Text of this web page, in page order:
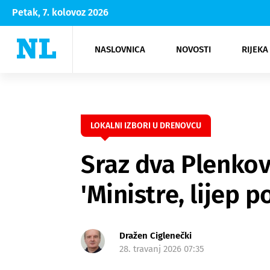
Petak, 7. kolovoz 2026
NASLOVNICA NOVOSTI
Rijeka Opatija
NK
Moda
Kultura
LOKALNI IZBORI U DRENOVCU
Sraz dva
'Ministre, lijep
Dražen Ciglenečki
28. travanj 2026 07:35